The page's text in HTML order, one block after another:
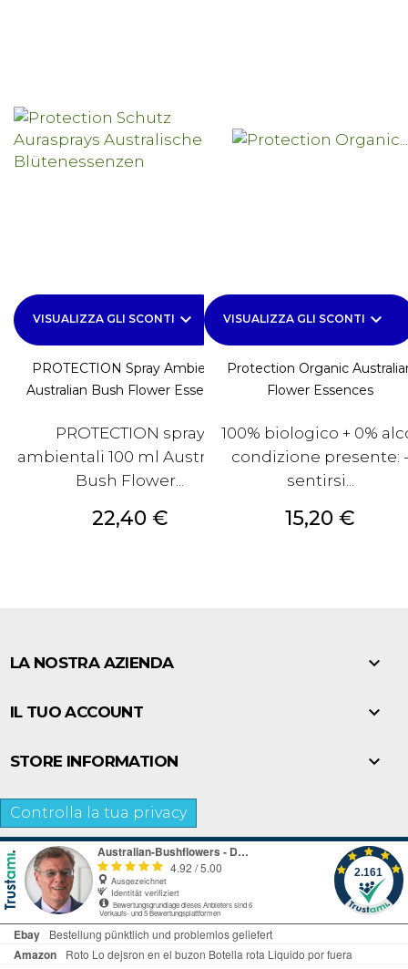
VISUALIZZA GLI SCONTI keyboard_arrow_down
PROTECTION Spray Ambiente
Australian Bush Flower Essences
PROTECTION spray
ambientali 100 ml Australian
Bush Flower...
Prezzo
22,40 €
VISUALIZZA GLI SCONTI keyboard_arrow_down
Protection Organic
Flower Essences
100% biologico + 0%
condizione presente: -
sentirsi...
Prezzo
15,20 €
LA NOSTRA AZIENDA 
IL TUO ACCOUNT 
STORE INFORMATION 
Controlla la tua privacy